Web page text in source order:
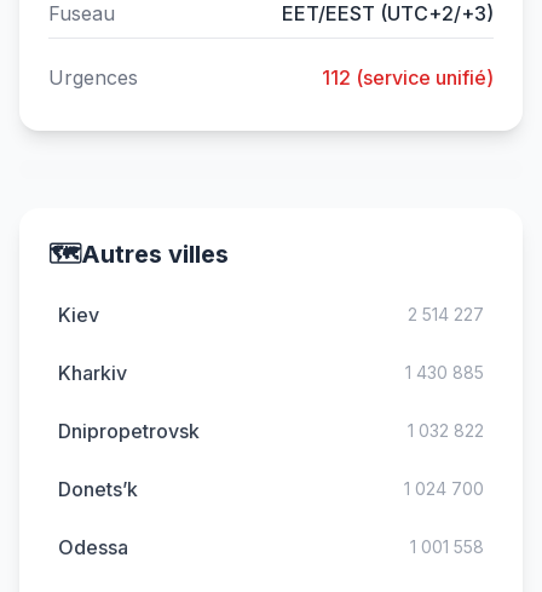
Fuseau EET/EEST (UTC+2/+3)
Urgences 112 (service unifié)
🗺️Autres villes
Kiev 2 514 227
Kharkiv 1 430 885
Dnipropetrovsk 1 032 822
Donets’k 1 024 700
Odessa 1 001 558